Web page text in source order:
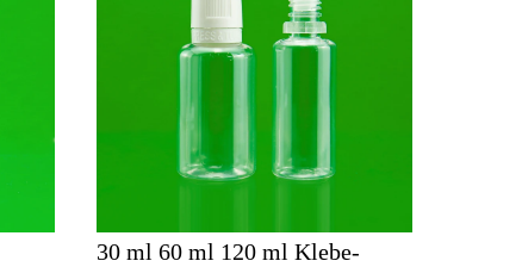
30 ml 60 ml 120 ml Klebe-